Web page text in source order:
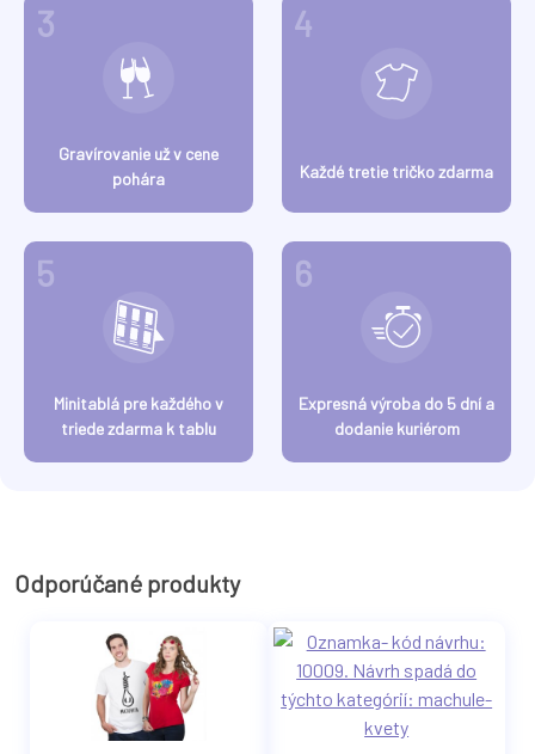
3
Gravírovanie už v cene
pohára
4
Každé tretie tričko zdarma
5
Minitablá pre každého v
triede zdarma k tablu
6
Expresná výroba do 5 dní a
dodanie kuriérom
Odporúčané produkty